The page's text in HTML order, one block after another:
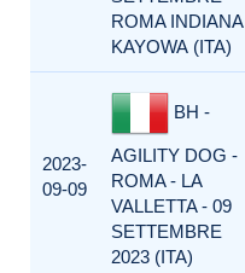
ROMA INDIANA
KAYOWA (ITA)
2023-
09-09
BH -
AGILITY DOG -
ROMA - LA
VALLETTA - 09
SETTEMBRE
2023 (ITA)